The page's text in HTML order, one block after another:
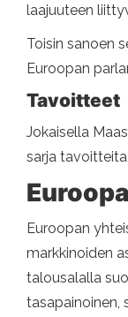
laajuuteen
Toisin sanoen
Euroopan
Tavoitteet
Jokaisella
sarja
Euroopan
markkinoiden
talousalalla
tasapainoinen,